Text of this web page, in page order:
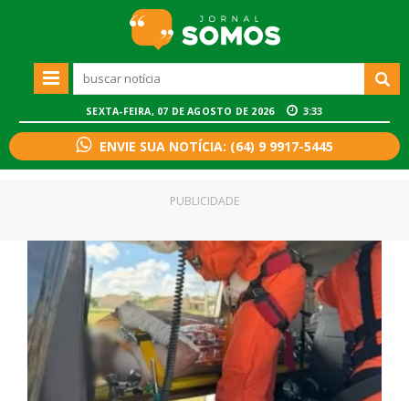
SEXTA-FEIRA, 07 DE AGOSTO DE 2026 3:33
ENVIE SUA NOTÍCIA: (64) 9 9917-5445
PUBLICIDADE